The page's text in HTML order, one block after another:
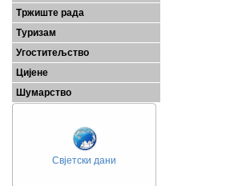
Тржиште рада
Туризам
Угоститељство
Цијене
Шумарство
Свјетски дани